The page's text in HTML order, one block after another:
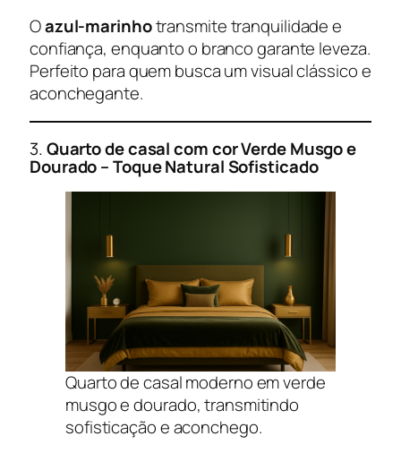
Oazul-marinhotransmite tranquilidade e
confiança, enquanto o branco garante leveza.
Perfeito para quem busca um visual clássico e
aconchegante.
3.Quarto de casal com cor Verde Musgo e
Dourado – Toque Natural Sofisticado
Quarto de casal moderno em verde
musgo e dourado, transmitindo
sofisticação e aconchego.